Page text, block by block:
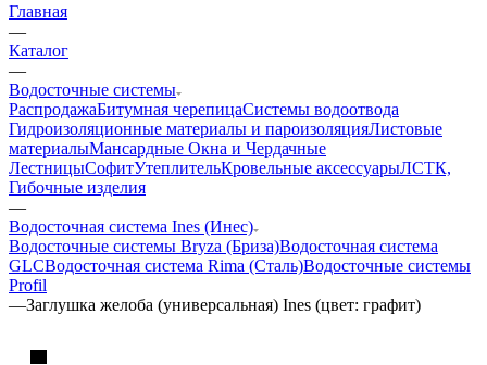
Главная
—
Каталог
—
Водосточные системы
РаспродажаБитумная черепицаСистемы водоотвода
Гидроизоляционные материалы и пароизоляцияЛистовые
материалыМансардные Окна и Чердачные
ЛестницыСофитУтеплительКровельные аксессуарыЛСТК,
Гибочные изделия
—
Водосточная система Ines (Инес)
Водосточные системы Bryza (Бриза)Водосточная система
GLCВодосточная система Rima (Сталь)Водосточные системы
Profil
—Заглушка желоба (универсальная) Ines (цвет: графит)